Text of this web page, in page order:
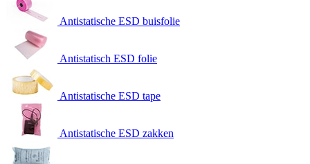
Antistatische ESD buisfolie
Antistatisch ESD folie
Antistatische ESD tape
Antistatische ESD zakken